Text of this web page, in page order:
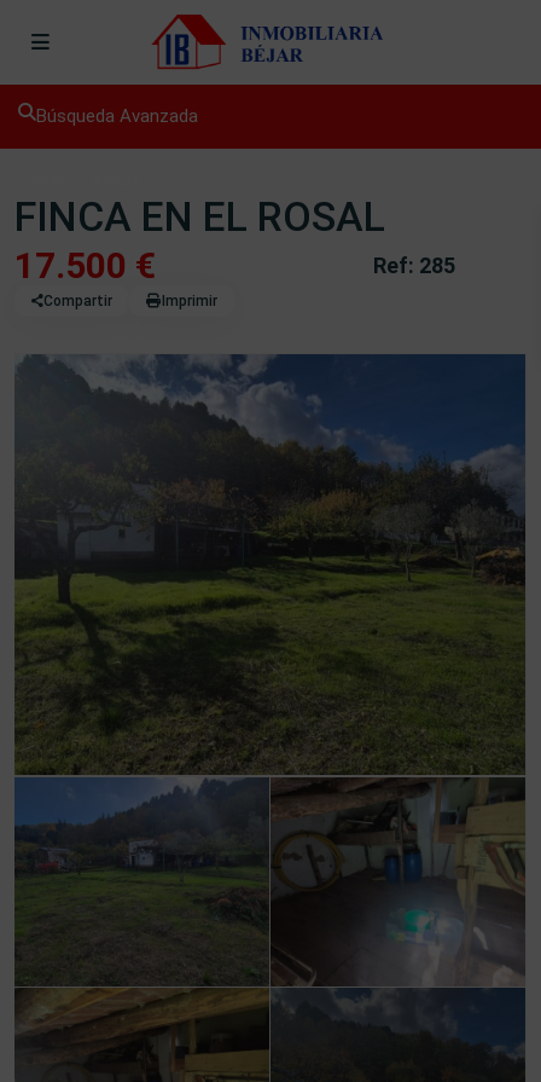
Búsqueda Avanzada
FINCA EN EL ROSAL
Ref: 285
17.500 €
Compartir Imprimir